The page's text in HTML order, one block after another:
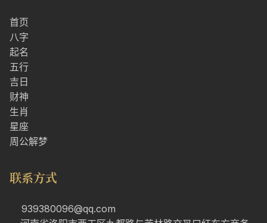
首页
八字
起名
五行
吉日
财神
生肖
星座
周公解梦
联系方式
939380096@qq.com